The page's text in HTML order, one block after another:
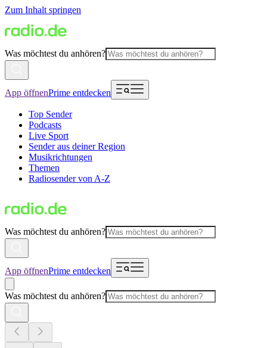
Zum Inhalt springen
Was möchtest du anhören?
App öffnenPrime entdecken
Top Sender
Podcasts
Live Sport
Sender aus deiner Region
Musikrichtungen
Themen
Radiosender von A-Z
Was möchtest du anhören?
App öffnenPrime entdecken
Was möchtest du anhören?